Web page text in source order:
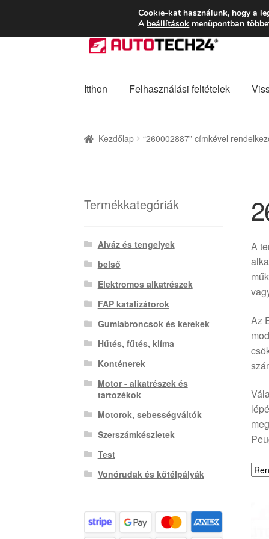
SZÁLLÍTÁS
Ugrás
a
Kilépés
a
Itthon
Felhasználási feltételek
Kezdőlap “260002887” címkével
A
Az
Termékkategóriák
Alváz és tengelyek
belső
Elektromos alkatrészek
FAP katalizátorok
Gumiabroncsok és kerekek
Hűtés, fűtés, klíma
Konténerek
Motor - alkatrészek és
tartozékok
Motorok, sebességváltók
Szerszámkészletek
Test
Vonórudak és kötélpályák
Cookie-kat használunk, hogy a
A beállítások menüpontban